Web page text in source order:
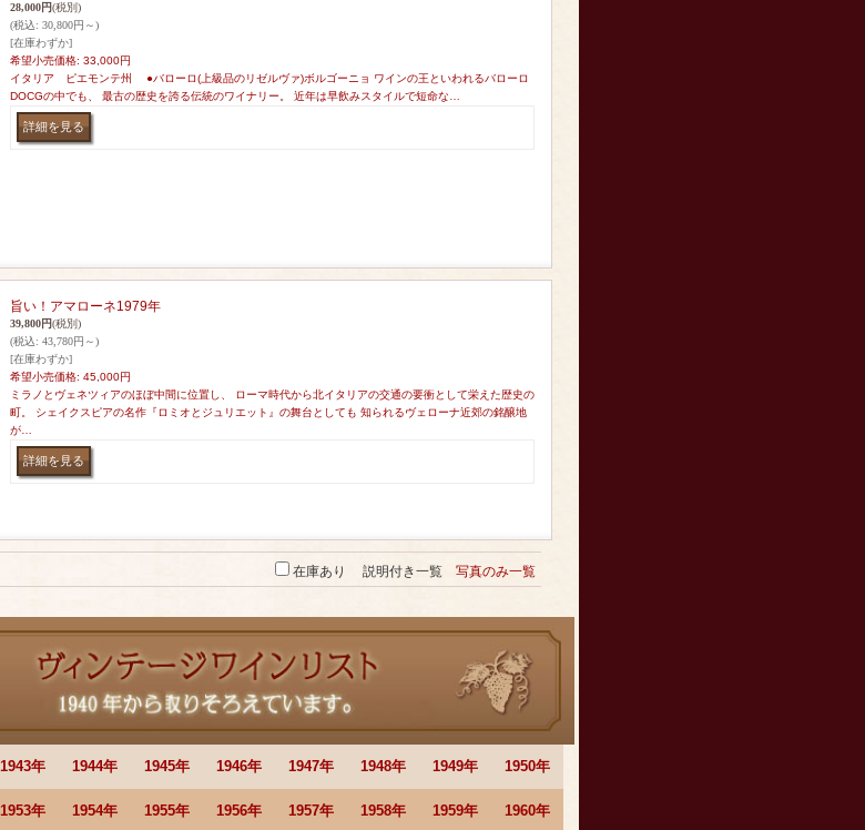
28,000円(税別)
(税込: 30,800円～)
[在庫わずか]
希望小売価格: 33,000円
イタリア ピエモンテ州 ●バローロ(上級品のリゼルヴァ)ボルゴーニョ ワインの王といわれるバローロ
DOCGの中でも、 最古の歴史を誇る伝統のワイナリー。 近年は早飲みスタイルで短命な…
旨い！アマローネ1979年
39,800円(税別)
(税込: 43,780円～)
[在庫わずか]
希望小売価格: 45,000円
ミラノとヴェネツィアのほぼ中間に位置し、 ローマ時代から北イタリアの交通の要衝として栄えた歴史の
町。 シェイクスピアの名作『ロミオとジュリエット』の舞台としても 知られるヴェローナ近郊の銘醸地
が…
在庫あり 説明付き一覧 写真のみ一覧
1943年 1944年 1945年 1946年 1947年 1948年 1949年 1950年
1953年 1954年 1955年 1956年 1957年 1958年 1959年 1960年